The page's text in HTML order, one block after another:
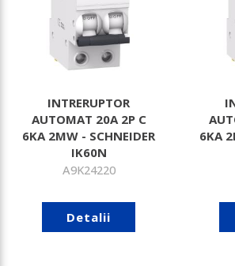
INTRERUPTOR
AUTOMAT 20A 2P C
6KA 2MW - SCHNEIDER
IK60N
A9K24220
Detalii
6KA